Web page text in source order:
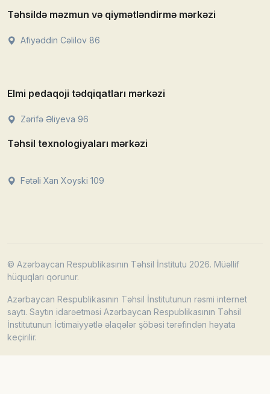
Təhsildə məzmun və qiymətləndirmə mərkəzi
Afiyəddin Cəlilov 86
Elmi pedaqoji tədqiqatları mərkəzi
Zərifə Əliyeva 96
Təhsil texnologiyaları mərkəzi
Fətəli Xan Xoyski 109
© Azərbaycan Respublikasının Təhsil İnstitutu 2026. Müəllif
hüquqları qorunur.
Azərbaycan Respublikasının Təhsil İnstitutunun rəsmi internet
saytı. Saytın idarəetməsi Azərbaycan Respublikasının Təhsil
İnstitutunun İctimaiyyətlə əlaqələr şöbəsi tərəfindən həyata
keçirilir.